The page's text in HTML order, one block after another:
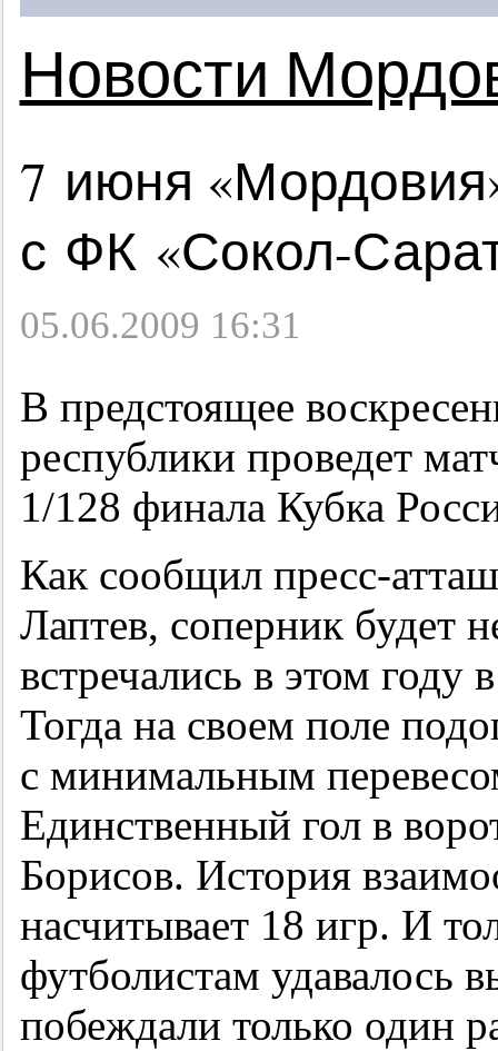
Новости
7 июня
с ФК «Сокол-
05.06.2009 16:31
В предстоящее
республики проведет
1/128 финала Кубка
Как сообщил пресс-
Лаптев, соперник будет
встречались в этом году
Тогда на своем поле
с минимальным
Единственный гол в
Борисов. История
насчитывает 18 игр. И
футболистам удавалось
побеждали только один